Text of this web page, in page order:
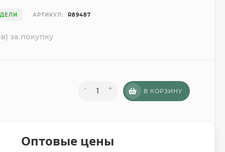
АРТИКУЛ: R89487
за покупку
- + В КОРЗИНУ
Оптовые цены